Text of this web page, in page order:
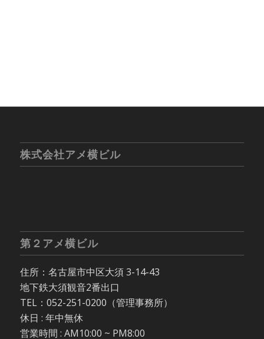
株式会社アメ横ビル
第２アメ横ビル
住所：名古屋市中区大須 3-14-43
地下鉄大須観音2番出口
TEL：052-251-0200（管理事務所）
休日 : 年中無休
営業時間 : AM10:00 ~ PM8:00